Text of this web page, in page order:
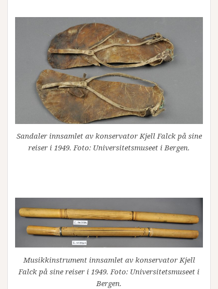
Sandaler innsamlet av konservator Kjell Falck på sine
reiser i 1949. Foto: Universitetsmuseet i Bergen.
Musikkinstrument innsamlet av konservator Kjell
Falck på sine reiser i 1949. Foto: Universitetsmuseet i
Bergen.